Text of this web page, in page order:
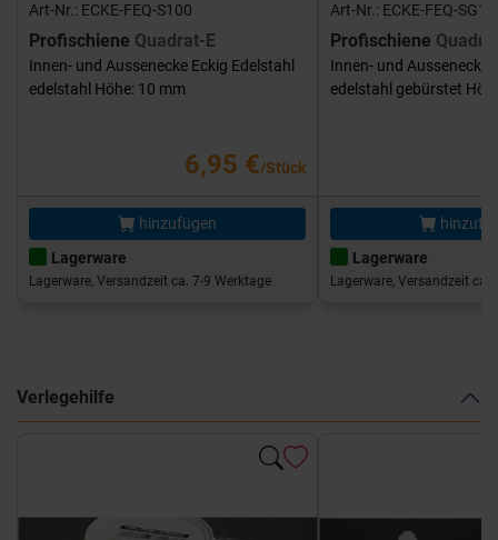
Art-Nr.: ECKE-FEQ-S100
Profischiene Quadrat-E
Innen- und Aussenecke Eckig Edelstahl
edelstahl Höhe: 10 mm
6,95 €/Stück
hinzufügen
Lagerware
Lagerware, Versandzeit ca. 7-9 Werktage
Art-Nr.: ECKE-FEQ-
Profischiene
Innen- und Aussenecke
edelstahl gebürstet
Lagerware
Lagerware, Versandzeit ca.
Verlegehilfe